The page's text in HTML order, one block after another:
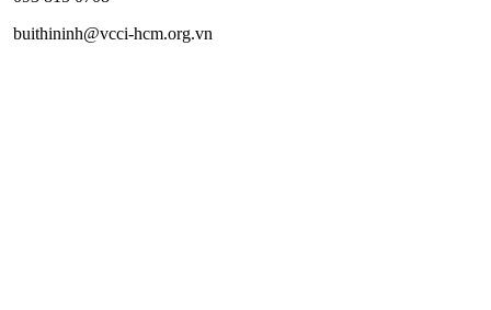
buithininh@vcci-hcm.org.vn